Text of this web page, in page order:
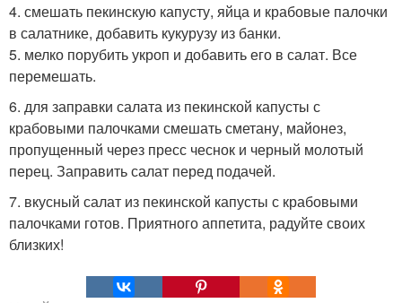
4. смешать пекинскую капусту, яйца и крабовые палочки
в салатнике, добавить кукурузу из банки.
5. мелко порубить укроп и добавить его в салат. Все
перемешать.
6. для заправки салата из пекинской капусты с
крабовыми палочками смешать сметану, майонез,
пропущенный через пресс чеснок и черный молотый
перец. Заправить салат перед подачей.
7. вкусный салат из пекинской капусты с крабовыми
палочками готов. Приятного аппетита, радуйте своих
близких!